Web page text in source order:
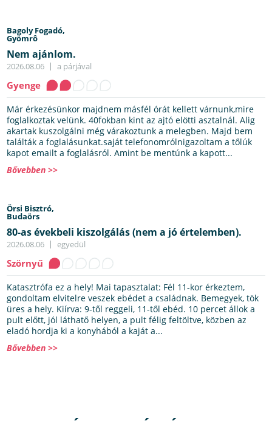
Bagoly Fogadó,
Gyömrô
Nem ajánlom.
2026.08.06 a párjával
Gyenge
Már érkezésünkor majdnem másfél órát kellett várnunk,mire
foglalkoztak velünk. 40fokban kint az ajtó elötti asztalnál. Alig
akartak kuszolgálni még várakoztunk a melegben. Majd bem
találták a foglalásunkat.saját telefonomrólnigazoltam a tőlúk
kapot emailt a foglalásról. Amint be mentúnk a kapott...
Bővebben >>
Örsi Bisztró,
Budaörs
80-as évekbeli kiszolgálás (nem a jó értelemben).
2026.08.06 egyedül
Szörnyű
Katasztrófa ez a hely! Mai tapasztalat: Fél 11-kor érkeztem,
gondoltam elvitelre veszek ebédet a családnak. Bemegyek, tök
üres a hely. Kiírva: 9-től reggeli, 11-től ebéd. 10 percet állok a
pult előtt, jól láthatő helyen, a pult félig feltöltve, közben az
eladó hordja ki a konyhából a kaját a...
Bővebben >>